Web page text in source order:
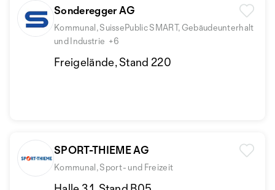
Sonderegger AG
Kommunal, SuissePublic SMART, Gebäudeunterhalt
und Industrie +6
Freigelände, Stand 220
SPORT-THIEME AG
Kommunal, Sport- und Freizeit